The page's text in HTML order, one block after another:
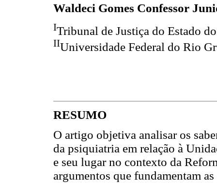
Waldeci Gomes Confessor
ITribunal de Justiça do Estado
IIUniversidade Federal do Rio
RESUMO
O artigo objetiva analisar os
da psiquiatria em relação à
e seu lugar no contexto da
argumentos que fundamentam